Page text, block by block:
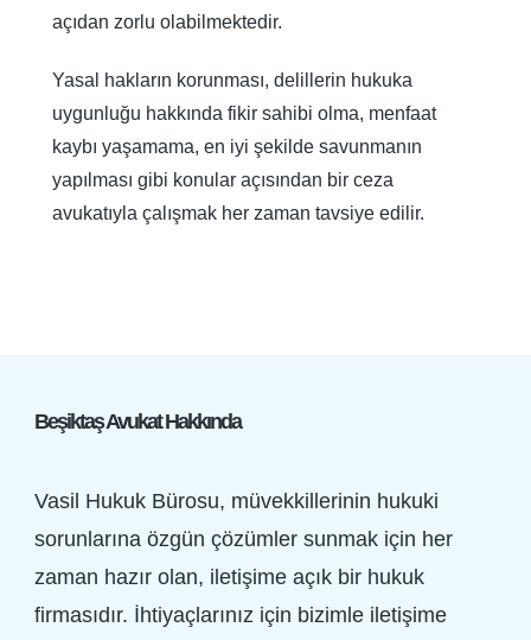
açıdan zorlu olabilmektedir.
Yasal hakların korunması, delillerin hukuka
uygunluğu hakkında fikir sahibi olma, menfaat
kaybı yaşamama, en iyi şekilde savunmanın
yapılması gibi konular açısından bir ceza
avukatıyla çalışmak her zaman tavsiye edilir.
Beşiktaş Avukat Hakkında
Vasil Hukuk Bürosu, müvekkillerinin hukuki
sorunlarına özgün çözümler sunmak için her
zaman hazır olan, iletişime açık bir hukuk
firmasıdır. İhtiyaçlarınız için bizimle iletişime